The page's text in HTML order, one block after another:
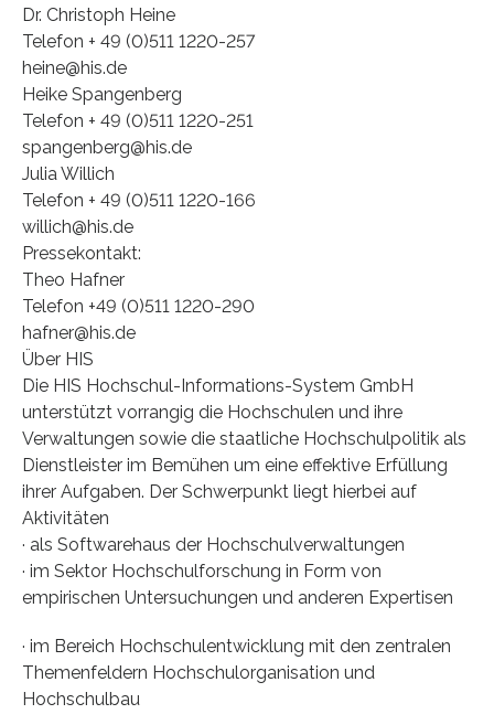
Dr. Christoph Heine
Telefon + 49 (0)511 1220-257
heine@his.de
Heike Spangenberg
Telefon + 49 (0)511 1220-251
spangenberg@his.de
Julia Willich
Telefon + 49 (0)511 1220-166
willich@his.de
Pressekontakt:
Theo Hafner
Telefon +49 (0)511 1220-290
hafner@his.de
Über HIS
Die HIS Hochschul-Informations-System GmbH
unterstützt vorrangig die Hochschulen und ihre
Verwaltungen sowie die staatliche Hochschulpolitik als
Dienstleister im Bemühen um eine effektive Erfüllung
ihrer Aufgaben. Der Schwerpunkt liegt hierbei auf
Aktivitäten
· als Softwarehaus der Hochschulverwaltungen
· im Sektor Hochschulforschung in Form von
empirischen Untersuchungen und anderen Expertisen
· im Bereich Hochschulentwicklung mit den zentralen
Themenfeldern Hochschulorganisation und
Hochschulbau